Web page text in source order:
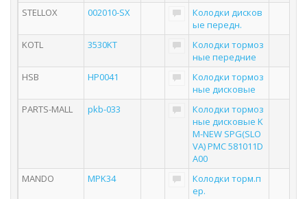
STELLOX
002010-SX
Колодки дисков
ые передн.
KOTL
3530KT
Колодки тормоз
ные передние
HSB
HP0041
Колодки тормоз
ные дисковые
PARTS-MALL
pkb-033
Колодки тормоз
ные дисковые K
M-NEW SPG(SLO
VA) PMC 581011D
A00
MANDO
MPK34
Колодки торм.п
ер.